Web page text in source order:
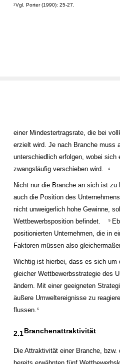
3Vgl. Porter (1990): 25-27.
einer Mindestertragsrate, die bei
erzielt wird. Je nach Branche muss
unterschiedlich erfolgen, wobei
zwangsläufig verschieben wird.
4
Nicht nur die Branche an sich ist
auch die Position des
nicht unweigerlich hohe Gewinne,
Wettbewerbsposition befindet.
5
positionierten Unternehmen, die in
Faktoren müssen also
Wichtig ist hierbei, dass es sich um
gleicher Wettbewerbsstrategie des
ändern. Mit einer geeigneten
äußere Umweltereignisse zu
flussen. 6
2.1Branchenattraktivität
Die Attraktivität einer Branche,